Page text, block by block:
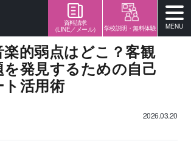
資料請求
（LINE／メール） 学校説明・無料体験 MENU
楽的弱点はどこ？客観
を発見するための自己
活用術
2026.03.20